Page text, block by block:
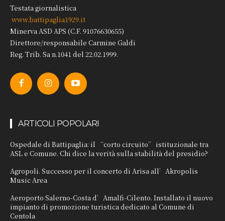
Testata giornalistica
www.battipaglia1929.it
Minerva ASD APS (C.F. 91076630655)
Direttore/responsabile Carmine Galdi
Reg. Trib. Sa n.1041 del 22.02.1999.
ARTICOLI POPOLARI
Ospedale di Battipaglia: il “corto circuito” istituzionale tra
ASL e Comune. Chi dice la verità sulla stabilità del presidio?
Agropoli. Successo per il concerto di Arisa all’Akropolis
Music Area
Aeroporto Salerno-Costa d’Amalfi-Cilento. Installato il nuovo
impianto di promozione turistica dedicato al Comune di
Centola